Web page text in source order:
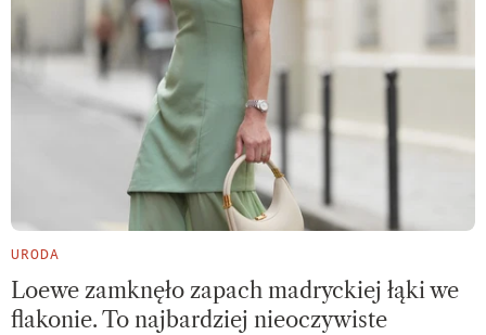
URODA
Loewe zamknęło zapach madryckiej łąki we
flakonie. To najbardziej nieoczywiste